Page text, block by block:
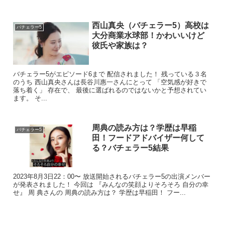
す。スカート部分はグリッターで描かれた高級感
漂う豪華なダマスク柄に柔らかいチュール素材を
重ね、立体的に幻想的な雰囲気に。主役にもって
こいの一着です。
【サイズ・詳細】
サイズ展開 （cm）
XS ： バスト77 ・ウエスト60
M ： バスト83 ・ウエスト67
L ： バスト87 ・ウエスト70
XL ： バスト90・ウエスト73
XXL ： バスト93・ウエスト77
※上記数値はあくまで参考値です。実際は⒈〜３
cmの誤差がございますことご了承くださいませ。出
バチェラー5
西山真央（バチェラー5）高校は
大分商業水球部！かわいいけど
彼氏や家族は？
バチェラー5がエピソード6まで 配信されました！ 残っている３名
のうち 西山真央さんは長谷川惠一さんにとって 「空気感が好きで
落ち着く」 存在で、 最後に選ばれるのではないかと予想されてい
ます。 そ...
バチェラー5
周典の読み方は？学歴は早稲
田！フードアドバイザー何して
る？バチェラー5結果
2023年8月3日22：00〜 放送開始されるバチェラー5の出演メンバー
が発表されました！ 今回は 『みんなの笑顔よりそろそろ 自分の幸
せ』 周 典さんの 周典の読み方は？ 学歴は早稲田！ フー...